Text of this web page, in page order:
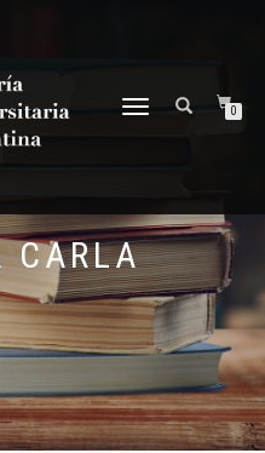
NAVEGACIÓN
0
CARLA